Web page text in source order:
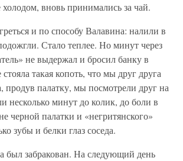
вновь принимались за чай.
и по способу Валавина: налили в
Стало теплее. Но минут через
не выдержал и бросил банку в
такая копоть, что мы друг друга
продув палатку, мы посмотрели друг на
несколько минут до колик, до боли в
черной палатки и «негритянского»
зубы и белки глаз соседа.
был забракован. На следующий день